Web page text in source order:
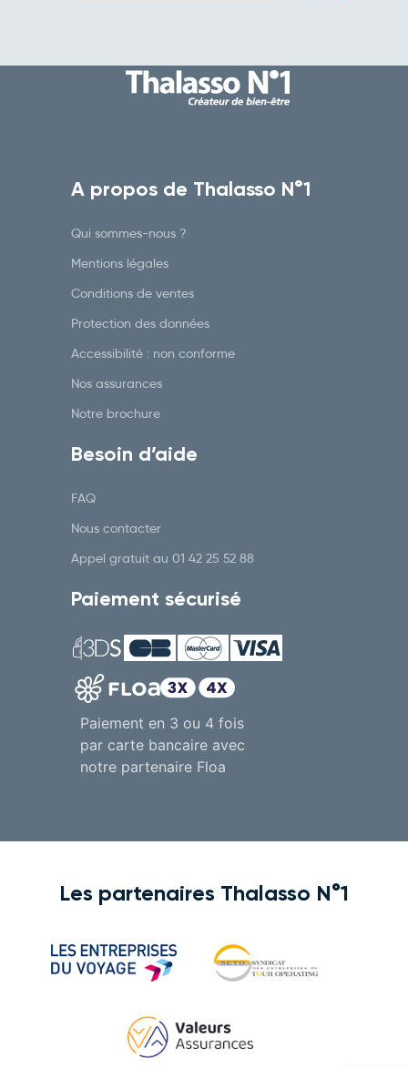
A propos de Thalasso N°1
Qui sommes-nous ?
Mentions légales
Conditions de ventes
Protection des données
Accessibilité : non conforme
Nos assurances
Notre brochure
Besoin d’aide
FAQ
Nous contacter
Appel gratuit au 01 42 25 52 88
Paiement sécurisé
Paiement en 3 ou 4 fois
par carte bancaire avec
notre partenaire Floa
Les partenaires Thalasso N°1